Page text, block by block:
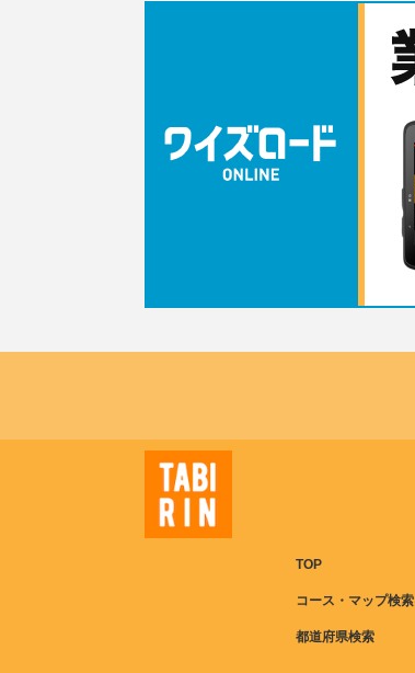
TOP
コース・マップ検索
都道府県検索